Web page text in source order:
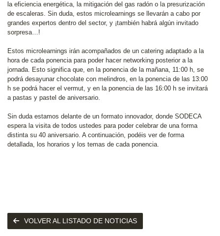
la eficiencia energética, la mitigación del gas radón o la presurización
de escaleras. Sin duda, estos microlearnings se llevarán a cabo por
grandes expertos dentro del sector, y ¡también habrá algún invitado
sorpresa…!
Estos microlearnings irán acompañados de un catering adaptado a la
hora de cada ponencia para poder hacer networking posterior a la
jornada. Esto significa que, en la ponencia de la mañana, 11:00 h, se
podrá desayunar chocolate con melindros, en la ponencia de las 13:00
h se podrá hacer el vermut, y en la ponencia de las 16:00 h se invitará
a pastas y pastel de aniversario.
Sin duda estamos delante de un formato innovador, donde SODECA
espera la visita de todos ustedes para poder celebrar de una forma
distinta su 40 aniversario. A continuación, podéis ver de forma
detallada, los horarios y los temas de cada ponencia.
VOLVER AL LISTADO DE NOTICIAS